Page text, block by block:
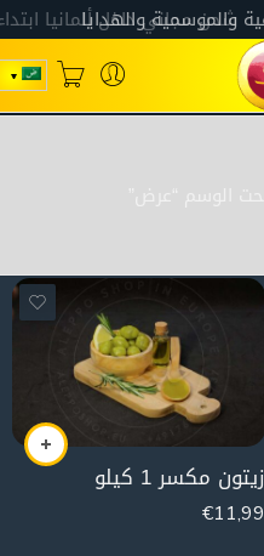
زيتون مكسر 1 كيلو
€11,99